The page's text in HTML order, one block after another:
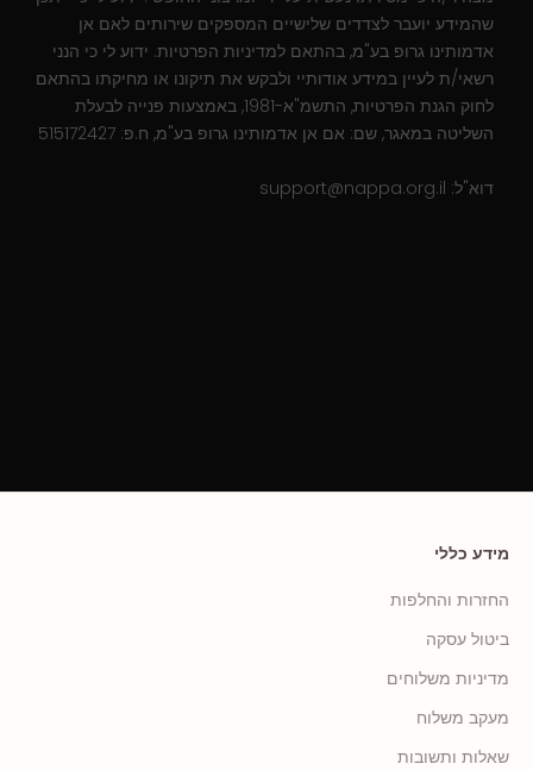
שהמידע יועבר לצדדים שלישיים המספקים שירותים לאם אן
אדמותינו גרופ בע"מ, בהתאם למדיניות הפרטיות. ידוע לי כי הנני
רשאי/ת לעיין במידע אודותיי ולבקש את תיקונו או מחיקתו בהתאם
לחוק הגנת הפרטיות, התשמ"א-1981, באמצעות פנייה לבעלת
השליטה במאגר, שם: אם אן אדמותינו גרופ בע"מ, ח.פ: 515172427
דוא"ל: support@nappa.org.il
מידע כללי
החזרות והחלפות
ביטול עסקה
מדיניות משלוחים
מעקב משלוח
שאלות ותשובות